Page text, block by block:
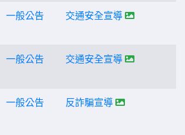
一般公告 交通安全宣導
一般公告 交通安全宣導
一般公告 反詐騙宣導